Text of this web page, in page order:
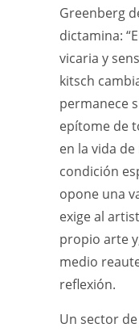
Greenberg
dictamina:
vicaria y
kitsch
permanece
epítome de
en la vida
condición
opone una
exige al
propio arte
medio
reflexión.
Un sector